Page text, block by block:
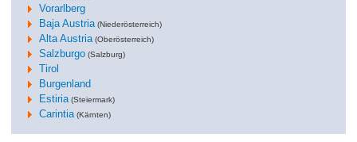
otro país
Vorarlberg
Baja Austria (Niederösterreich)
Alta Austria (Oberösterreich)
Salzburgo (Salzburg)
Tirol
Burgenland
Estiria (Steiermark)
Carintia (Kärnten)